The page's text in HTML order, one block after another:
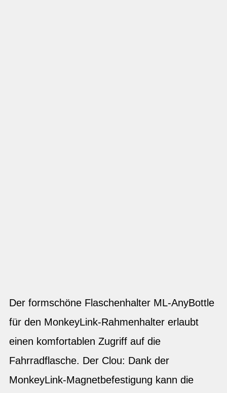
Der formschöne Flaschenhalter ML-AnyBottle
für den MonkeyLink-Rahmenhalter erlaubt
einen komfortablen Zugriff auf die
Fahrradflasche. Der Clou: Dank der
MonkeyLink-Magnetbefestigung kann die